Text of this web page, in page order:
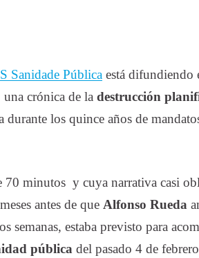
Sanidade Pública está difundiendo
una crónica de la destrucción
durante los quince años de
70 minutos y cuya narrativa casi
antes de que Alfonso Rueda
semanas, estaba previsto para
pública del pasado 4 de